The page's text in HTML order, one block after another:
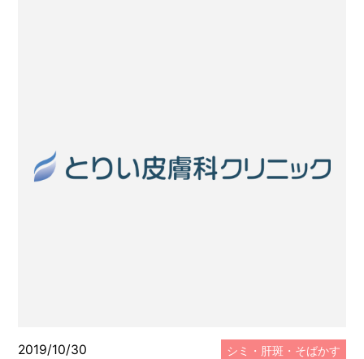
スタッフのブログ
2019/10/30 シミ・肝斑・そばかす